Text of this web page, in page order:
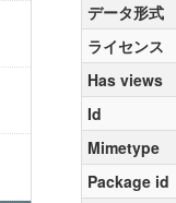
データ形式
ライセンス
Has views
Id
Mimetype
Package id